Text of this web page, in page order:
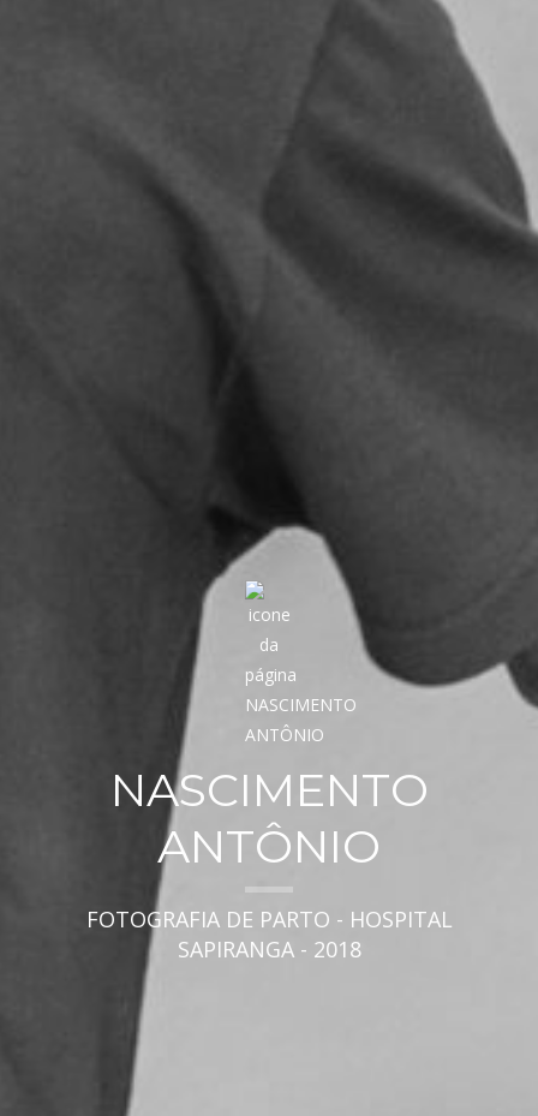
NASCIMENTO
ANTÔNIO
FOTOGRAFIA DE PARTO - HOSPITAL
SAPIRANGA - 2018